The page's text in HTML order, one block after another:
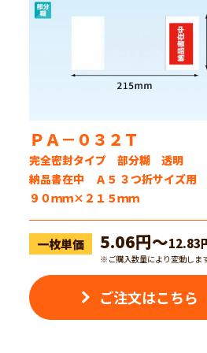
ＰＡ－０３２Ｔ
完全密封タイプ 部分糊 透明
納品書在中 Ａ５ ３つ折サイズ用
９０ｍｍ×２１５ｍｍ
一枚単価 5.06円〜12.83
※ご購入数量により変動しま
ご注文はこちら